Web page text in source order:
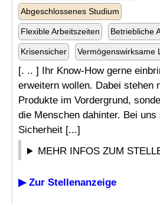
Abgeschlossenes Studium
Flexible Arbeitszeiten Betriebliche
Krisensicher Vermögenswirksame
[. .. ] Ihr Know-How gerne
erweitern wollen. Dabei stehen
Produkte im Vordergrund,
die Menschen dahinter. Bei
Sicherheit [...]
MEHR INFOS ZUM
▶ Zur Stellenanzeige